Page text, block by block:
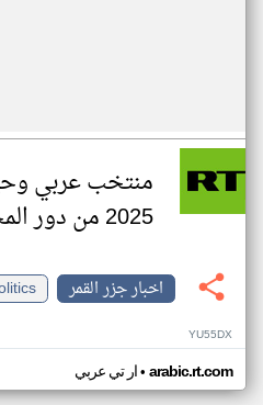
منتخب عربي
2025 من دور المجموعات
اخبار جزر القمر
YU55DX
ار تي عربي• arabic.rt.com